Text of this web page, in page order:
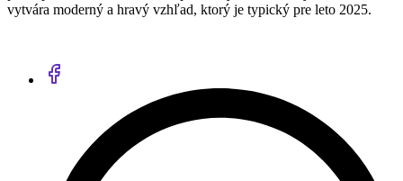
vytvára moderný a hravý vzhľad, ktorý je typický pre leto 2025.